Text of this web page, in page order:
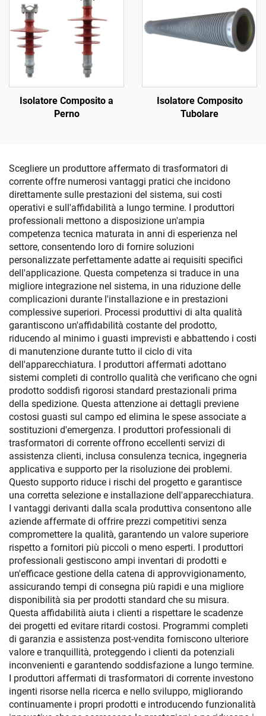
Isolatore Composito a
Perno
Isolatore Composito
Tubolare
Scegliere un produttore affermato di trasformatori di
corrente offre numerosi vantaggi pratici che incidono
direttamente sulle prestazioni del sistema, sui costi
operativi e sull'affidabilità a lungo termine. I produttori
professionali mettono a disposizione un'ampia
competenza tecnica maturata in anni di esperienza nel
settore, consentendo loro di fornire soluzioni
personalizzate perfettamente adatte ai requisiti specifici
dell'applicazione. Questa competenza si traduce in una
migliore integrazione nel sistema, in una riduzione delle
complicazioni durante l'installazione e in prestazioni
complessive superiori. Processi produttivi di alta qualità
garantiscono un'affidabilità costante del prodotto,
riducendo al minimo i guasti imprevisti e abbattendo i costi
di manutenzione durante tutto il ciclo di vita
dell'apparecchiatura. I produttori affermati adottano
sistemi completi di controllo qualità che verificano che ogni
prodotto soddisfi rigorosi standard prestazionali prima
della spedizione. Questa attenzione ai dettagli previene
costosi guasti sul campo ed elimina le spese associate a
sostituzioni d'emergenza. I produttori professionali di
trasformatori di corrente offrono eccellenti servizi di
assistenza clienti, inclusa consulenza tecnica, ingegneria
applicativa e supporto per la risoluzione dei problemi.
Questo supporto riduce i rischi del progetto e garantisce
una corretta selezione e installazione dell'apparecchiatura.
I vantaggi derivanti dalla scala produttiva consentono alle
aziende affermate di offrire prezzi competitivi senza
compromettere la qualità, garantendo un valore superiore
rispetto a fornitori più piccoli o meno esperti. I produttori
professionali gestiscono ampi inventari di prodotti e
un'efficace gestione della catena di approvvigionamento,
assicurando tempi di consegna più rapidi e una migliore
disponibilità sia per prodotti standard che su misura.
Questa affidabilità aiuta i clienti a rispettare le scadenze
dei progetti ed evitare ritardi costosi. Programmi completi
di garanzia e assistenza post-vendita forniscono ulteriore
valore e tranquillità, proteggendo i clienti da potenziali
inconvenienti e garantendo soddisfazione a lungo termine.
I produttori affermati di trasformatori di corrente investono
ingenti risorse nella ricerca e nello sviluppo, migliorando
continuamente i propri prodotti e introducendo funzionalità